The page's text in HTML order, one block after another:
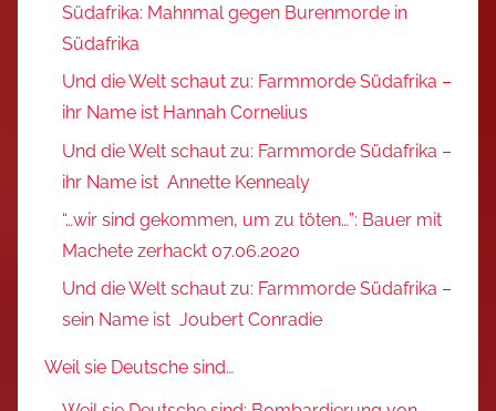
Südafrika: Mahnmal gegen Burenmorde in
Südafrika
Und die Welt schaut zu: Farmmorde Südafrika –
ihr Name ist Hannah Cornelius
Und die Welt schaut zu: Farmmorde Südafrika –
ihr Name ist Annette Kennealy
“…wir sind gekommen, um zu töten…”: Bauer mit
Machete zerhackt 07.06.2020
Und die Welt schaut zu: Farmmorde Südafrika –
sein Name ist Joubert Conradie
Weil sie Deutsche sind…